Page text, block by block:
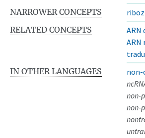
NARROWER CONCEPTS
RELATED CONCEPTS
ARN
ARN
IN OTHER LANGUAGES
non-
non-
non-